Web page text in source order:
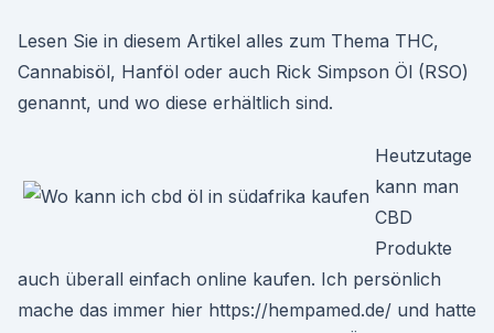
Lesen Sie in diesem Artikel alles zum Thema THC,
Cannabisöl, Hanföl oder auch Rick Simpson Öl (RSO)
genannt, und wo diese erhältlich sind.
Heutzutage
kann man
CBD
Produkte
auch überall einfach online kaufen. Ich persönlich
mache das immer hier https://hempamed.de/ und hatte